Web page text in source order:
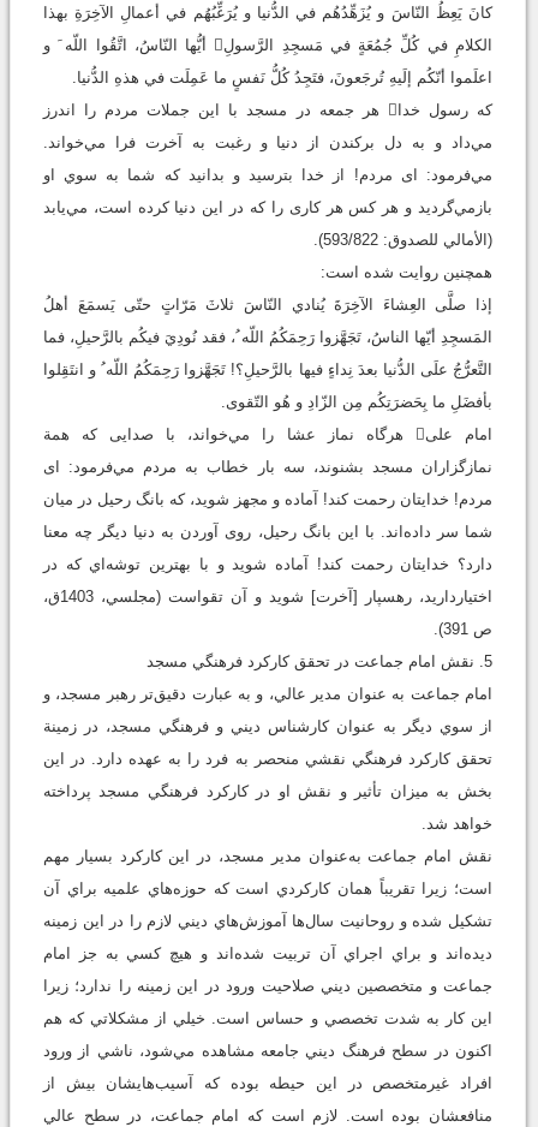
كانَ يَعِظُ النّاسَ و يُزَهِّدُهُم في الدُّنيا و يُرَغِّبُهُم في أعمالِ الآخِرَةِ بهذا
الكلامِ في كُلِّ جُمُعَةٍ في مَسجِدِ الرَّسولِ أيُّها النّاسُ، اتَّقُوا اللّه َ و
اعلَموا أنّكُم إلَيهِ تُرجَعونَ، فتَجِدُ كُلُّ نَفسٍ ما عَمِلَت في هذهِ الدُّنيا.
كه رسول خدا هر جمعه در مسجد با اين جملات مردم را اندرز
مي‌داد و به دل بركندن از دنيا و رغبت به آخرت فرا مي‌خواند.
مي‌فرمود: اى مردم! از خدا بترسيد و بدانيد كه شما به ‌سوي او
بازمي‌گرديد و هر كس هر كارى را كه در اين دنيا كرده است، مي‌يابد
(الأمالي للصدوق: 593/822).
همچنين روايت شده است:
‌إذا صلَّى العِشاءَ الآخِرَةَ يُنادي النّاسَ ثلاثَ مَرّاتٍ حتّى يَسمَعَ أهلُ
المَسجِدِ أيّها الناسُ، تَجَهَّزوا رَحِمَكُمُ اللّه ُ، فقد نُودِيَ فيكُم بالرَّحيلِ، فما
التَّعرُّجُ علَى الدُّنيا بعدَ نِداءٍ فيها بالرَّحيلِ؟! تَجَهَّزوا رَحِمَكُمُ اللّه ُ و انتَقِلوا
بأفضَلِ ما بِحَضرَتِكُم مِن الزّادِ و هُو التّقوى.
‌امام على‌ هرگاه نماز عشا را مي‌خواند، با صدايى كه همة
نمازگزاران مسجد بشنوند، سه بار خطاب به مردم مي‌فرمود: اى
مردم! خدايتان رحمت کند! آماده و مجهز شويد، كه بانگ رحيل در ميان
شما سر داده‌اند. با اين بانگ رحيل، روى آوردن به دنيا ديگر چه معنا
دارد؟ خدايتان رحمت کند! آماده شويد و با بهترين توشه‌اي كه در
اختيارداريد، رهسپار [آخرت] شويد و آن تقواست (مجلسي، 1403ق،
ص 391).
5. نقش امام جماعت در تحقق کارکرد فرهنگي مسجد
امام جماعت به‌ عنوان مدير عالي، و به عبارت دقيق‌تر رهبر مسجد، و
از سوي ديگر به‌ عنوان کارشناس ديني و فرهنگي مسجد، در زمينة
تحقق کارکرد فرهنگي نقشي منحصر به فرد را به عهده دارد. در اين
بخش به ميزان تأثير و نقش او در کارکرد فرهنگي مسجد پرداخته
خواهد شد.
نقش امام جماعت به‌عنوان مدير مسجد، در اين کارکرد بسيار مهم
است؛ زيرا تقريباً همان کارکردي است که حوزه‌هاي علميه براي آن
تشکيل ‌شده و روحانيت سال‌ها آموزش‌هاي ديني لازم را در اين زمينه
ديده‌اند و براي اجراي آن تربيت‌ شده‌اند و هيچ‌ کسي به جز امام
جماعت و متخصصين ديني صلاحيت ورود در اين زمينه را ندارد؛ زيرا
اين کار به ‌شدت تخصصي و حساس است. خيلي از مشکلاتي که هم
‌اکنون در سطح فرهنگ ديني جامعه مشاهده مي‌شود، ناشي از ورود
افراد غيرمتخصص در اين حيطه بوده که آسيب‌هايشان بيش از
منافعشان بوده است. لازم است كه امام جماعت، در سطح عالي